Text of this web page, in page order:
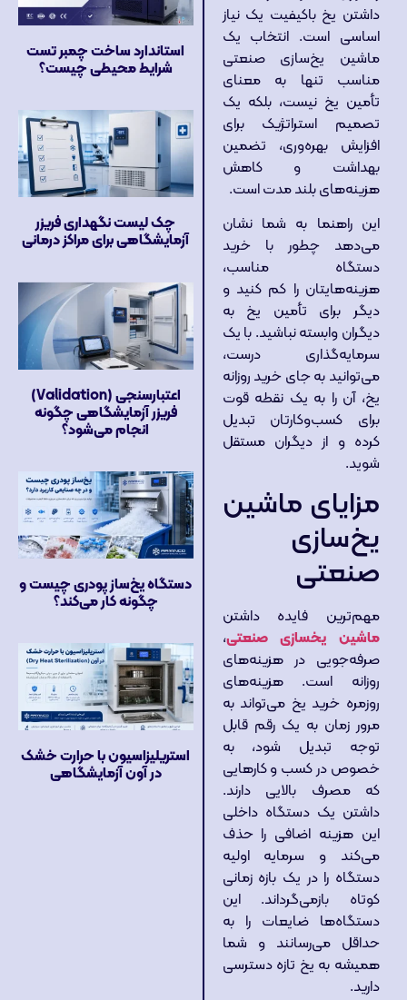
داشتن یخ باکیفیت یک نیاز
اساسی است. انتخاب یک
ماشین یخ‌سازی صنعتی
مناسب تنها به معنای
تأمین یخ نیست، بلکه یک
تصمیم استراتژیک برای
افزایش بهره‌وری، تضمین
بهداشت و کاهش
هزینه‌های بلند مدت است.
این راهنما به شما نشان
می‌دهد چطور با خرید
دستگاه مناسب،
هزینه‌هایتان را کم کنید و
دیگر برای تأمین یخ به
دیگران وابسته نباشید. با یک
سرمایه‌گذاری درست،
می‌توانید به جای خرید روزانه
یخ، آن را به یک نقطه قوت
برای کسب‌وکارتان تبدیل
کرده و از دیگران مستقل
شوید.
مزایای ماشین
یخ‌سازی
صنعتی
مهم‌ترین فایده داشتن
ماشین یخسازی صنعتی،
صرفه‌جویی در هزینه‌های
روزانه است. هزینه‌های
روزمره خرید یخ می‌تواند به
مرور زمان به یک رقم قابل
توجه تبدیل شود، به
خصوص در کسب‌ و کارهایی
که مصرف بالایی دارند.
داشتن یک دستگاه داخلی
این هزینه اضافی را حذف
می‌کند و سرمایه اولیه
دستگاه را در یک بازه زمانی
کوتاه بازمی‌گرداند. این
دستگاه‌ها ضایعات را به
حداقل می‌رسانند و شما
همیشه به یخ تازه دسترسی
دارید.
استاندارد ساخت چمبر تست
شرایط محیطی چیست؟
چک لیست نگهداری فریزر
آزمایشگاهی برای مراکز درمانی
اعتبارسنجی (Validation)
فریزر آزمایشگاهی چگونه
انجام می‌شود؟
دستگاه یخ‌ساز پودری چیست و
چگونه کار می‌کند؟
استریلیزاسیون با حرارت خشک
در آون آزمایشگاهی